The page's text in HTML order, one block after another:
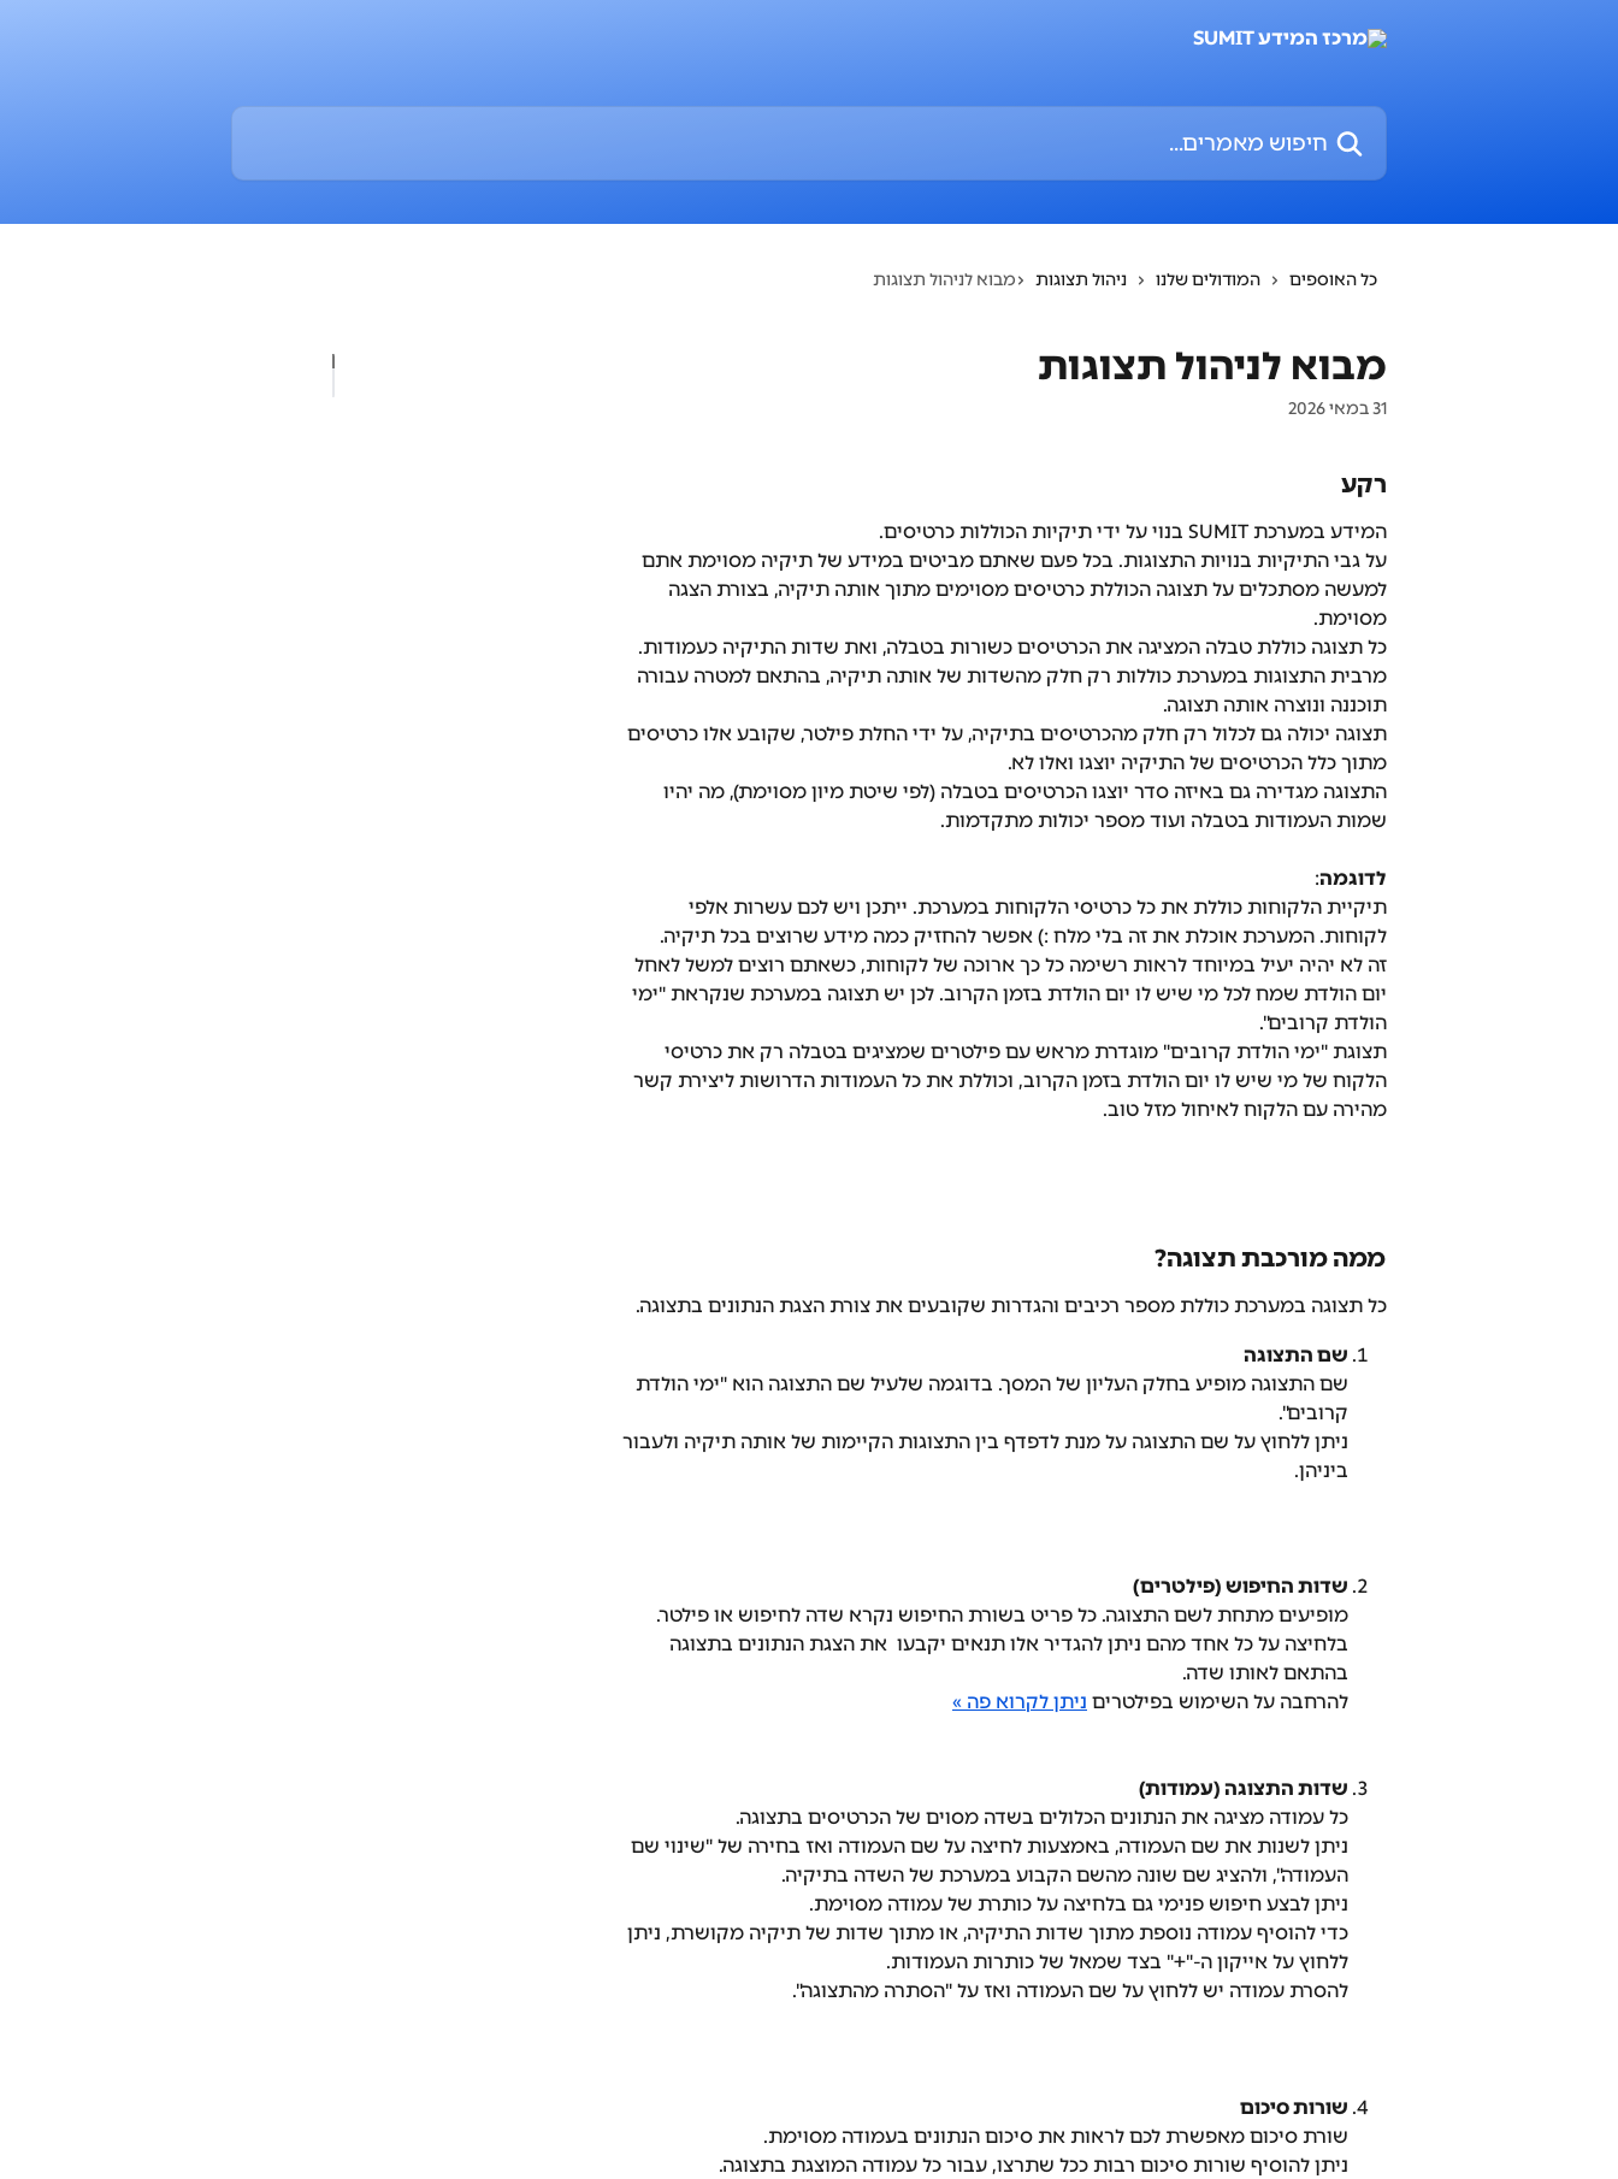
חיפוש מאמרים...
כל האוספים המודולים שלנו ניהול תצוגות מבוא לניהול תצוגות
מבוא לניהול תצוגות
31 במאי 2026
רקע
המידע במערכת SUMIT בנוי על ידי תיקיות הכוללות כרטיסים.
על גבי התיקיות בנויות התצוגות. בכל פעם שאתם מביטים במידע של תיקיה מסוימת אתם
למעשה מסתכלים על תצוגה הכוללת כרטיסים מסוימים מתוך אותה תיקיה, בצורת הצגה
מסוימת.
כל תצוגה כוללת טבלה המציגה את הכרטיסים כשורות בטבלה, ואת שדות התיקיה כעמודות.
מרבית התצוגות במערכת כוללות רק חלק מהשדות של אותה תיקיה, בהתאם למטרה עבורה
תוכננה ונוצרה אותה תצוגה.
תצוגה יכולה גם לכלול רק חלק מהכרטיסים בתיקיה, על ידי החלת פילטר, שקובע אלו כרטיסים
מתוך כלל הכרטיסים של התיקיה יוצגו ואלו לא.
התצוגה מגדירה גם באיזה סדר יוצגו הכרטיסים בטבלה (לפי שיטת מיון מסוימת), מה יהיו
שמות העמודות בטבלה ועוד מספר יכולות מתקדמות.
לדוגמה:
תיקיית הלקוחות כוללת את כל כרטיסי הלקוחות במערכת. ייתכן ויש לכם עשרות אלפי
לקוחות. המערכת אוכלת את זה בלי מלח :) אפשר להחזיק כמה מידע שרוצים בכל תיקיה.
זה לא יהיה יעיל במיוחד לראות רשימה כל כך ארוכה של לקוחות, כשאתם רוצים למשל לאחל
יום הולדת שמח לכל מי שיש לו יום הולדת בזמן הקרוב. לכן יש תצוגה במערכת שנקראת "ימי
הולדת קרובים".
תצוגת "ימי הולדת קרובים" מוגדרת מראש עם פילטרים שמציגים בטבלה רק את כרטיסי
הלקוח של מי שיש לו יום הולדת בזמן הקרוב, וכוללת את כל העמודות הדרושות ליצירת קשר
מהירה עם הלקוח לאיחול מזל טוב.
ממה מורכבת תצוגה?
כל תצוגה במערכת כוללת מספר רכיבים והגדרות שקובעים את צורת הצגת הנתונים בתצוגה.
שם התצוגה
שם התצוגה מופיע בחלק העליון של המסך. בדוגמה שלעיל שם התצוגה הוא "ימי הולדת
קרובים".
ניתן ללחוץ על שם התצוגה על מנת לדפדף בין התצוגות הקיימות של אותה תיקיה ולעבור
ביניהן.
שדות החיפוש (פילטרים)
מופיעים מתחת לשם התצוגה. כל פריט בשורת החיפוש נקרא שדה לחיפוש או פילטר.
בלחיצה על כל אחד מהם ניתן להגדיר אלו תנאים יקבעו  את הצגת הנתונים בתצוגה
בהתאם לאותו שדה.
להרחבה על השימוש בפילטרים ניתן לקרוא פה »
שדות התצוגה (עמודות)
כל עמודה מציגה את הנתונים הכלולים בשדה מסוים של הכרטיסים בתצוגה.
ניתן לשנות את שם העמודה, באמצעות לחיצה על שם העמודה ואז בחירה של "שינוי שם
העמודה", ולהציג שם שונה מהשם הקבוע במערכת של השדה בתיקיה.
ניתן לבצע חיפוש פנימי גם בלחיצה על כותרת של עמודה מסוימת.
כדי להוסיף עמודה נוספת מתוך שדות התיקיה, או מתוך שדות של תיקיה מקושרת, ניתן
ללחוץ על אייקון ה-"+" בצד שמאל של כותרות העמודות.
להסרת עמודה יש ללחוץ על שם העמודה ואז על "הסתרה מהתצוגה".
שורות סיכום
שורת סיכום מאפשרת לכם לראות את סיכום הנתונים בעמודה מסוימת.
ניתן להוסיף שורות סיכום רבות ככל שתרצו, עבור כל עמודה המוצגת בתצוגה.